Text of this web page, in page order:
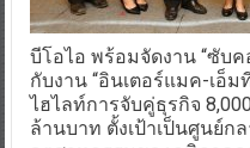
บีโอไอ พร้อมจัดงาน “ซับ
กับงาน “อินเตอร์แมค-เอ็ม
ไฮไลท์การจับคู่ธุรกิจ
ล้านบาท ตั้งเป้าเป็นศูนย์ก